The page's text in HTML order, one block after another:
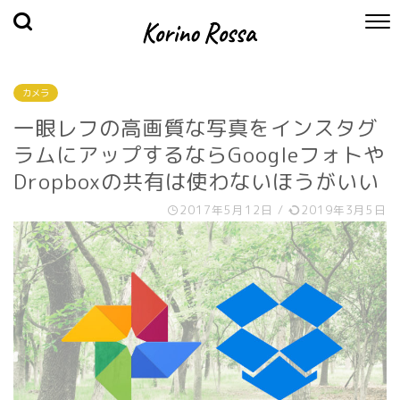
カメラ
一眼レフの高画質な写真をインスタグ
ラムにアップするならGoogleフォトや
Dropboxの共有は使わないほうがいい
2017年5月12日 / 2019年3月5日